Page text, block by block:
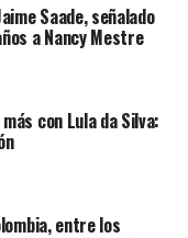
en el lugar, que ya
Saade, señalado
a Nancy Mestre
con Lula da Silva:
entre los